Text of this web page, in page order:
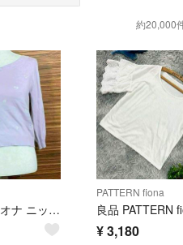
約20,000
パターンフィオナ ニット Mサイズ 薄紫 パープル 花柄 長袖
PATTERN fiona
¥3,180